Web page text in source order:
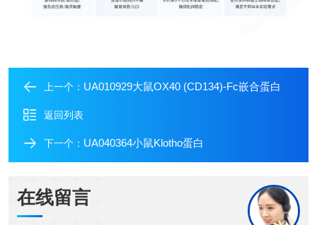
上一个： UA010929大鼠OX40 (CD134)-Fc嵌合蛋白
返回列表
下一个： UA040364小鼠Klotho蛋白
在线留言